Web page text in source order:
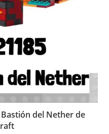
Bastión del Nether de